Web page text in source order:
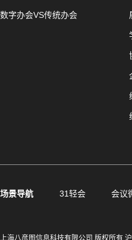
数字办会VS传统办会
场景导航 31轻会 会议
上海八彦图信息科技有限公司 版权所有